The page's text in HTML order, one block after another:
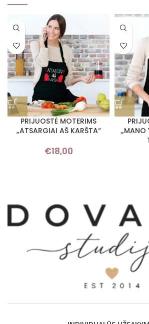
PRIJUOSTĖ MOTERIMS
„ATSARGIAI AŠ KARŠTA“
€18,00
„MANO